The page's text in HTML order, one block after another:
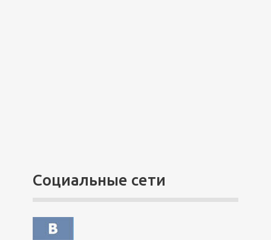
Социальные сети